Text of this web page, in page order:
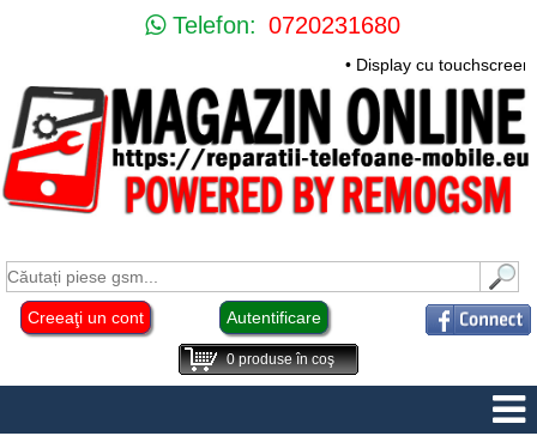
Telefon: 0720231680
• Display cu
Creeaţi un cont Autentificare
0produse în coş